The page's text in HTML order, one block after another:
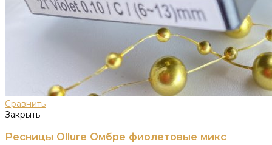
Сравнить
Закрыть
Ресницы Ollure Омбре фиолетовые микс